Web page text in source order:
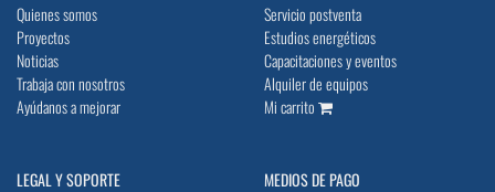
Quienes somos
Proyectos
Noticias
Trabaja con nosotros
Ayúdanos a mejorar
Servicio postventa
Estudios energéticos
Capacitaciones y eventos
Alquiler de equipos
Mi carrito
LEGAL Y SOPORTE
MEDIOS DE PAGO